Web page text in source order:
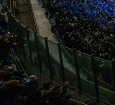
Tutte le
aprile alle 21:00